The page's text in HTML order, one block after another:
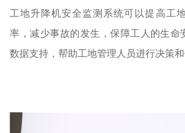
工地升降机安全监测系统可以提高工
率，减少事故的发生，保障工人的生命
数据支持，帮助工地管理人员进行决策和